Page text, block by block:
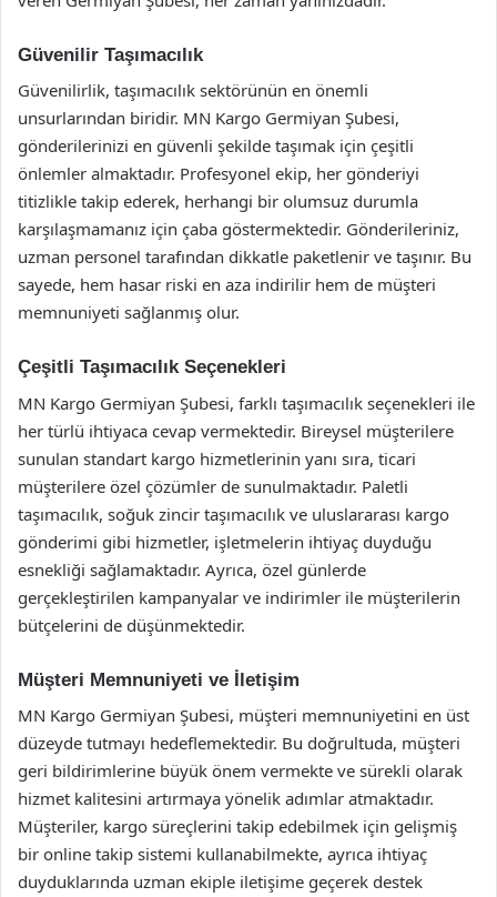
Güvenilir Taşımacılık
Güvenilirlik, taşımacılık sektörünün en önemli
unsurlarından biridir. MN Kargo Germiyan Şubesi,
gönderilerinizi en güvenli şekilde taşımak için çeşitli
önlemler almaktadır. Profesyonel ekip, her gönderiyi
titizlikle takip ederek, herhangi bir olumsuz durumla
karşılaşmamanız için çaba göstermektedir. Gönderileriniz,
uzman personel tarafından dikkatle paketlenir ve taşınır. Bu
sayede, hem hasar riski en aza indirilir hem de müşteri
memnuniyeti sağlanmış olur.
Çeşitli Taşımacılık Seçenekleri
MN Kargo Germiyan Şubesi, farklı taşımacılık seçenekleri ile
her türlü ihtiyaca cevap vermektedir. Bireysel müşterilere
sunulan standart kargo hizmetlerinin yanı sıra, ticari
müşterilere özel çözümler de sunulmaktadır. Paletli
taşımacılık, soğuk zincir taşımacılık ve uluslararası kargo
gönderimi gibi hizmetler, işletmelerin ihtiyaç duyduğu
esnekliği sağlamaktadır. Ayrıca, özel günlerde
gerçekleştirilen kampanyalar ve indirimler ile müşterilerin
bütçelerini de düşünmektedir.
Müşteri Memnuniyeti ve İletişim
MN Kargo Germiyan Şubesi, müşteri memnuniyetini en üst
düzeyde tutmayı hedeflemektedir. Bu doğrultuda, müşteri
geri bildirimlerine büyük önem vermekte ve sürekli olarak
hizmet kalitesini artırmaya yönelik adımlar atmaktadır.
Müşteriler, kargo süreçlerini takip edebilmek için gelişmiş
bir online takip sistemi kullanabilmekte, ayrıca ihtiyaç
duyduklarında uzman ekiple iletişime geçerek destek